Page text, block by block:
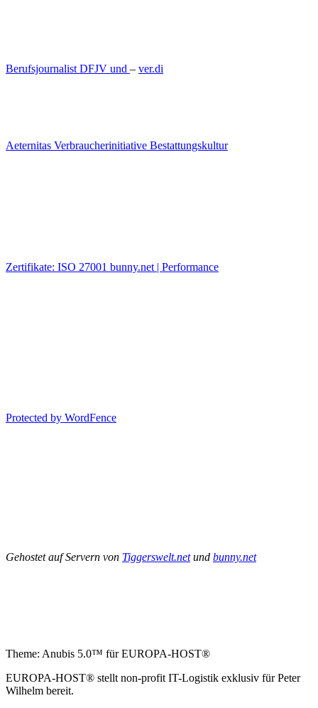
Berufsjournalist DFJV und – ver.di
Aeternitas Verbraucherinitiative Bestattungskultur
Zertifikate: ISO 27001 bunny.net | Performance
Protected by WordFence
Gehostet auf Servern von Tiggerswelt.netund bunny.net
Theme: Anubis 5.0™ für EUROPA-HOST®
EUROPA-HOST® stellt non-profit IT-Logistik exklusiv für Peter
Wilhelm bereit.